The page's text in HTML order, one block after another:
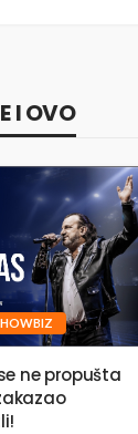
I OVO
ne propušta